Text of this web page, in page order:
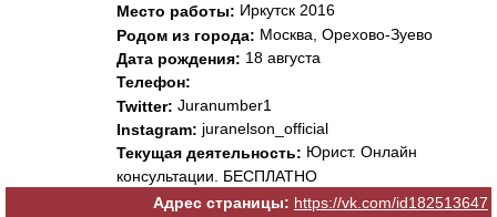
Место работы: Иркутск 2016
Родом из города: Москва, Орехово-Зуево
Дата рождения: 18 августа
Телефон:
Twitter: Juranumber1
Instagram: juranelson_official
Текущая деятельность: Юрист. Онлайн
консультации. БЕСПЛАТНО
Адрес страницы: https://vk.com/id182513647